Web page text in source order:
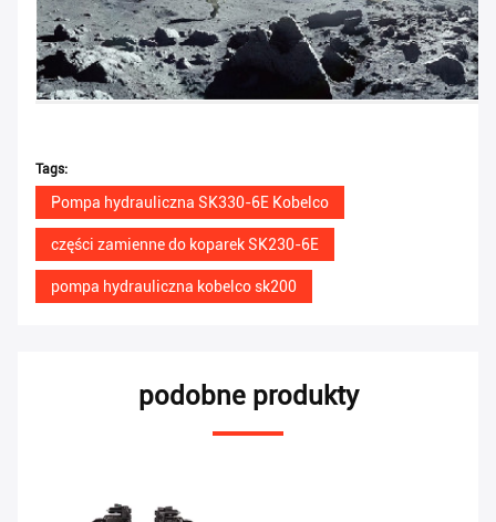
Tags:
Pompa hydrauliczna SK330-6E Kobelco
części zamienne do koparek SK230-6E
pompa hydrauliczna kobelco sk200
podobne produkty